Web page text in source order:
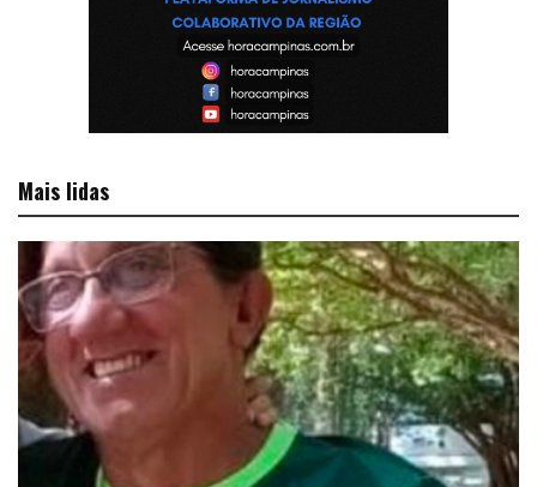
Mais lidas